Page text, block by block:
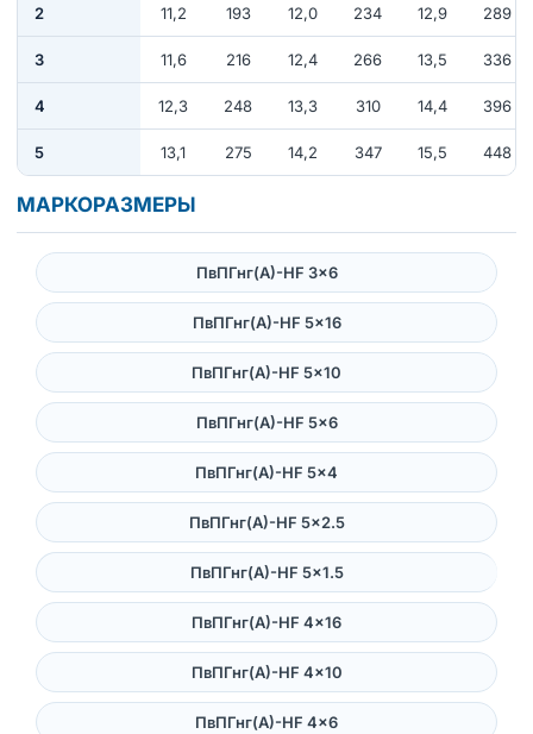
2 11,2 193 12,0 234 12,9 289
3 11,6 216 12,4 266 13,5 336
4 12,3 248 13,3 310 14,4 396
5 13,1 275 14,2 347 15,5 448
МАРКОРАЗМЕРЫ
ПвПГнг(А)-HF 3×6
ПвПГнг(А)-HF 5×16
ПвПГнг(А)-HF 5×10
ПвПГнг(А)-HF 5×6
ПвПГнг(А)-HF 5×4
ПвПГнг(А)-HF 5×2.5
ПвПГнг(А)-HF 5×1.5
ПвПГнг(А)-HF 4×16
ПвПГнг(А)-HF 4×10
ПвПГнг(А)-HF 4×6